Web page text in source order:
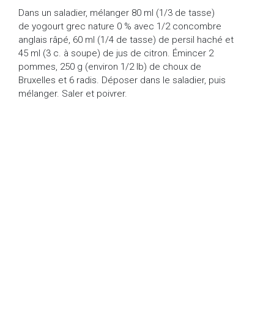
Dans un saladier, mélanger 80 ml (1/3 de tasse)
de yogourt grec nature 0 % avec 1/2 concombre
anglais râpé, 60 ml (1/4 de tasse) de persil haché et
45 ml (3 c. à soupe) de jus de citron. Émincer 2
pommes, 250 g (environ 1/2 lb) de choux de
Bruxelles et 6 radis. Déposer dans le saladier, puis
mélanger. Saler et poivrer.